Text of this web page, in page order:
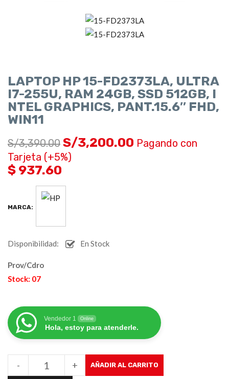
LAPTOP HP 15-FD2373LA, ULTRA
I7-255U, RAM 24GB, SSD 512GB, I
NTEL GRAPHICS, PANT.15.6″ FHD,
WIN11
S/3,390.00 S/3,200.00 Pagando con
Tarjeta (+5%)
$ 937.60
MARCA:
Disponibilidad: En Stock
Prov/Cdro
Stock: 07
Vendedor 1 Online
Hola, estoy para atenderle.
+
- AÑADIR AL CARRITO